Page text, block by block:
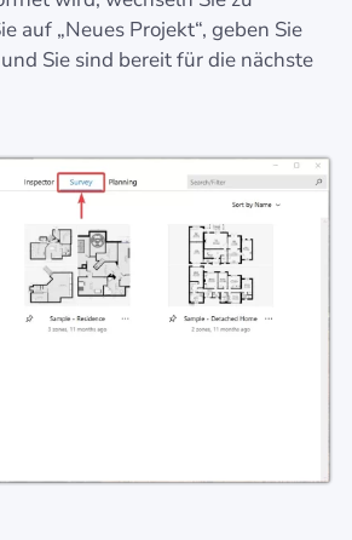
auf „Neues Projekt“, geben Sie
Sie sind bereit für die nächste